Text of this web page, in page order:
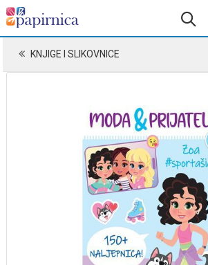
KNJIGE I SLIKOVNICE